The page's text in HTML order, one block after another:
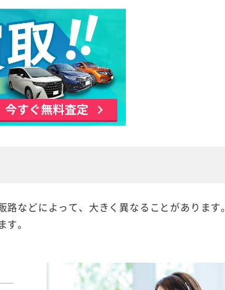
などによって、大きく異なることがあります。
。